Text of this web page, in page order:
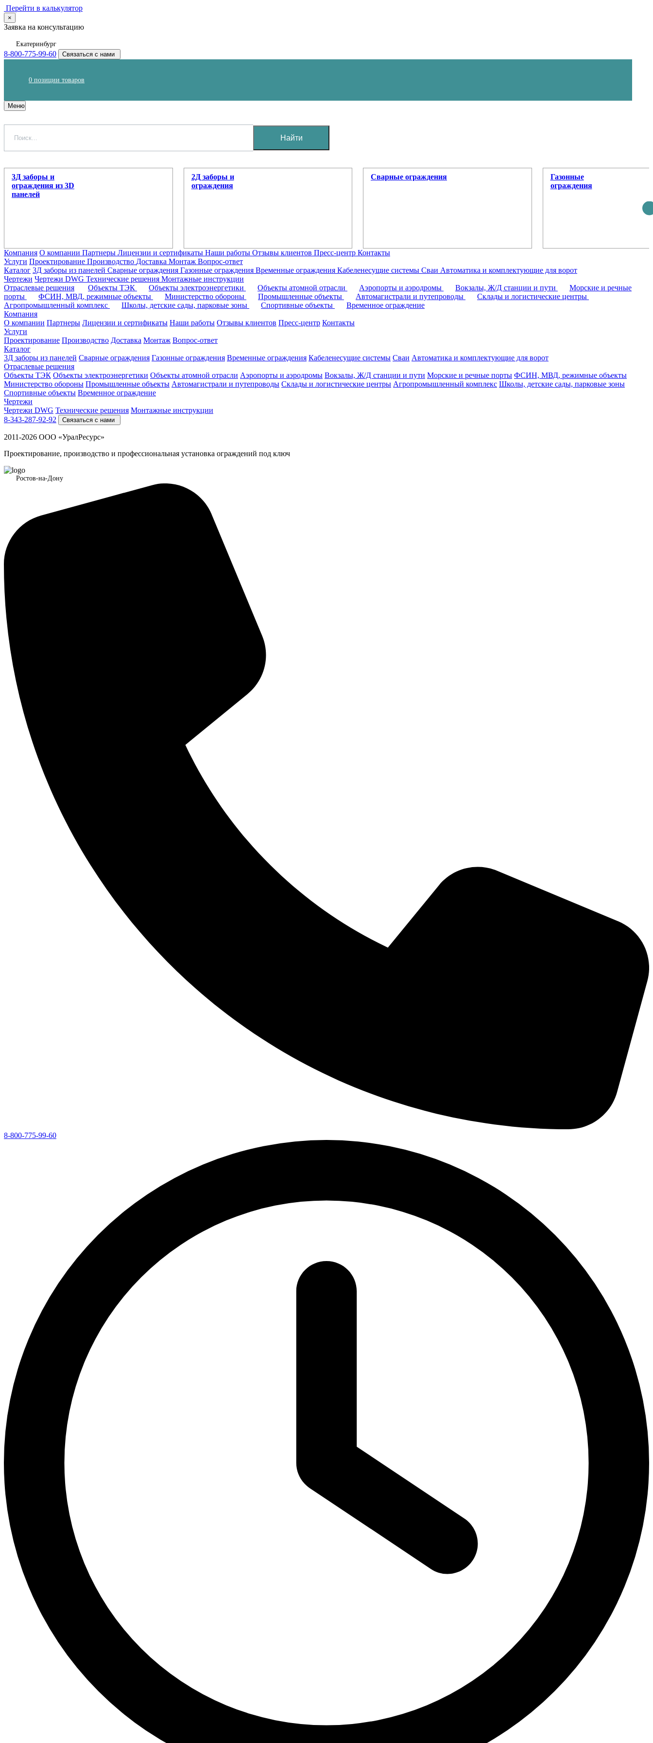
Перейти в калькулятор
×
Заявка на консультацию
Екатеринбург
8-800-775-99-60 Связаться с нами
0 позиции товаров
Меню
Найти
3Д заборы и
ограждения из 3D
панелей
2Д заборы и
ограждения
Сварные ограждения
Газонные
ограждения
Компания О компании Партнеры Лицензии и сертификаты Наши работы Отзывы клиентов Пресс-центр Контакты
Услуги Проектирование Производство Доставка Монтаж Вопрос-ответ
Каталог 3Д заборы из панелей Сварные ограждения Газонные ограждения Временные ограждения Кабеленесущие системы Cваи Автоматика и комплектующие для ворот
Чертежи Чертежи DWG Технические решения Монтажные инструкции
Отраслевые решения
Объекты ТЭК Объекты электроэнергетики Объекты атомной отрасли Аэропорты и аэродромы Вокзалы, Ж/Д станции и пути
Морские и речные
порты
ФСИН, МВД, режимные объекты Министерство обороны Промышленные объекты Автомагистрали и путепроводы
Склады и логистические центры
Агропромышленный комплекс
Школы, детские сады, парковые зоны Спортивные объекты
Временное ограждение
Компания
О компании Партнеры Лицензии и сертификаты Наши работы Отзывы клиентов Пресс-центр Контакты
Услуги
Проектирование Производство Доставка Монтаж Вопрос-ответ
Каталог
3Д заборы из панелей Сварные ограждения Газонные ограждения Временные ограждения Кабеленесущие системы Cваи Автоматика и комплектующие для ворот
Отраслевые решения
Объекты ТЭК Объекты электроэнергетики Объекты атомной отрасли Аэропорты и аэродромы Вокзалы, Ж/Д станции и пути Морские и речные порты ФСИН, МВД, режимные объекты
Министерство обороны Промышленные объекты Автомагистрали и путепроводы Склады и логистические центры Агропромышленный комплекс Школы, детские сады, парковые зоны
Спортивные объекты Временное ограждение
Чертежи
Чертежи DWG Технические решения Монтажные инструкции
8-343-287-92-92
Связаться с нами
2011-2026 ООО «УралРесурс»
Проектирование, производство и профессиональная установка ограждений под ключ
Ростов-на-Дону
8-800-775-99-60